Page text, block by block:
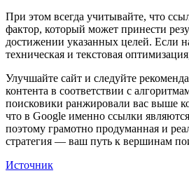
При этом всегда учитывайте, что
фактор, который может принести
достижении указанных целей. Если
техническая и текстовая
Улучшайте сайт и следуйте
контента в соответствии с
поисковики ранжировали вас выше
что в Google именно ссылки
поэтому грамотно продуманная и
стратегия — ваш путь к вершинам
Источник